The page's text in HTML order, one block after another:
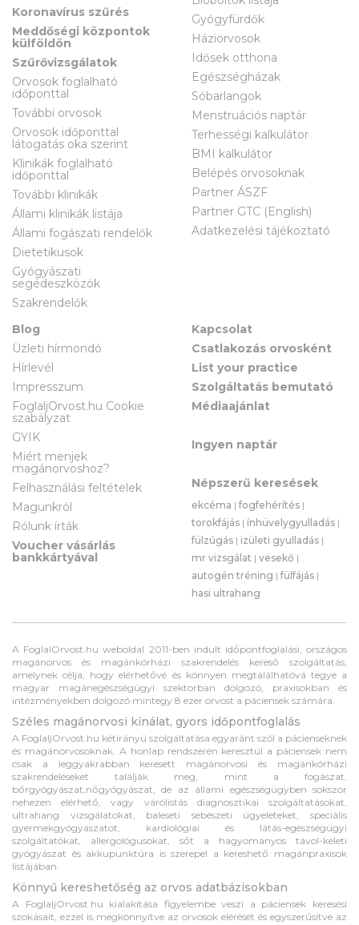
Koronavírus szűrés
Meddőségi központok
külföldön
Szűrővizsgálatok
Orvosok foglalható
időponttal
További orvosok
Orvosok időponttal
látogatás oka szerint
Klinikák foglalható
időponttal
További klinikák
Állami klinikák listája
Állami fogászati rendelők
Dietetikusok
Gyógyászati
segédeszközök
Szakrendelők
Gyógyfürdők
Háziorvosok
Idősek otthona
Egészségházak
Sóbarlangok
Menstruációs naptár
Terhességi kalkulátor
BMI kalkulátor
Belépés orvosoknak
Partner ÁSZF
Partner GTC (English)
Adatkezelési tájékoztató
Blog
Üzleti hírmondó
Hírlevél
Impresszum
FoglaljOrvost.hu Cookie
szabályzat
GYIK
Miért menjek
magánorvoshoz?
Felhasználási feltételek
Magunkról
Rólunk írták
Voucher vásárlás
bankkártyával
Kapcsolat
Csatlakozás orvosként
List your practice
Szolgáltatás bemutató
Médiaajánlat
Ingyen naptár
Népszerű keresések
ekcéma |fogfehérítés |
torokfájás | ínhüvelygyulladás |
fülzúgás | izületi gyulladás |
mr vizsgálat | vesekő |
autogén tréning |fülfájás |
hasi ultrahang
A FoglalOrvost.hu weboldal 2011-ben indult időpontfoglalási, országos
magánorvos és magánkórházi szakrendelés kereső szolgáltatás,
amelynek célja, hogy elérhetővé és könnyen megtalálhatóvá tegye a
magyar magánegészségügyi szektorban dolgozó, praxisokban és
intézményekben dolgozó mintegy 8 ezer orvost a páciensek számára.
Széles magánorvosi kínálat, gyors időpontfoglalás
A FoglaljOrvost.hu kétirányú szolgáltatása egyaránt szól a pácienseknek
és magánorvosoknak. A honlap rendszerén keresztül a páciensek nem
csak a leggyakrabban keresett magánorvosi és magánkórházi
szakrendeléseket találják meg, mint a fogászat,
bőrgyógyászat,nőgyógyászat, de az állami egészségügyben sokszor
nehezen elérhető, vagy várólistás diagnosztikai szolgáltatásokat,
ultrahang vizsgálatokat, baleseti sebészeti ügyeleteket, speciális
gyermekgyógyászatot, kardiológiai és látás-egészségügyi
szolgáltatókat, allergológusokat, sőt a hagyományos távol-keleti
gyógyászat és akkupunktúra is szerepel a kereshető magánpraxisok
listájában.
Könnyű kereshetőség az orvos adatbázisokban
A FoglaljOrvost.hu kialakítása figyelembe veszi a páciensek keresési
szokásait, ezzel is megkönnyítve az orvosok elérését és egyszerűsítve az